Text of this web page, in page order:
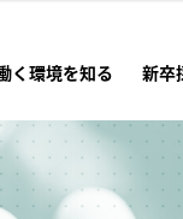
く環境を知る 新卒